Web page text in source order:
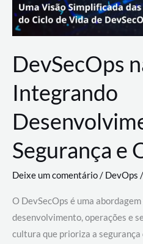
DevSecOps
Integrando
Segurança e
Deixe um comentário/ DevOps /
O DevSecOps é uma
desenvolvimento, operações e
cultura que prioriza a segurança